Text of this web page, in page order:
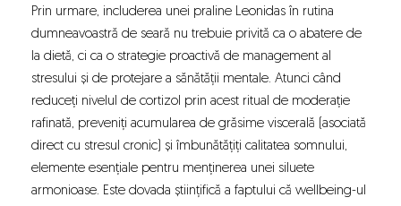
Prin urmare, includerea unei praline Leonidas în rutina
dumneavoastră de seară nu trebuie privită ca o abatere de
la dietă, ci ca o strategie proactivă de management al
stresului și de protejare a sănătății mentale. Atunci când
reduceți nivelul de cortizol prin acest ritual de moderație
rafinată, preveniți acumularea de grăsime viscerală (asociată
direct cu stresul cronic) și îmbunătățiți calitatea somnului,
elemente esențiale pentru menținerea unei siluete
armonioase. Este dovada științifică a faptului că wellbeing-ul